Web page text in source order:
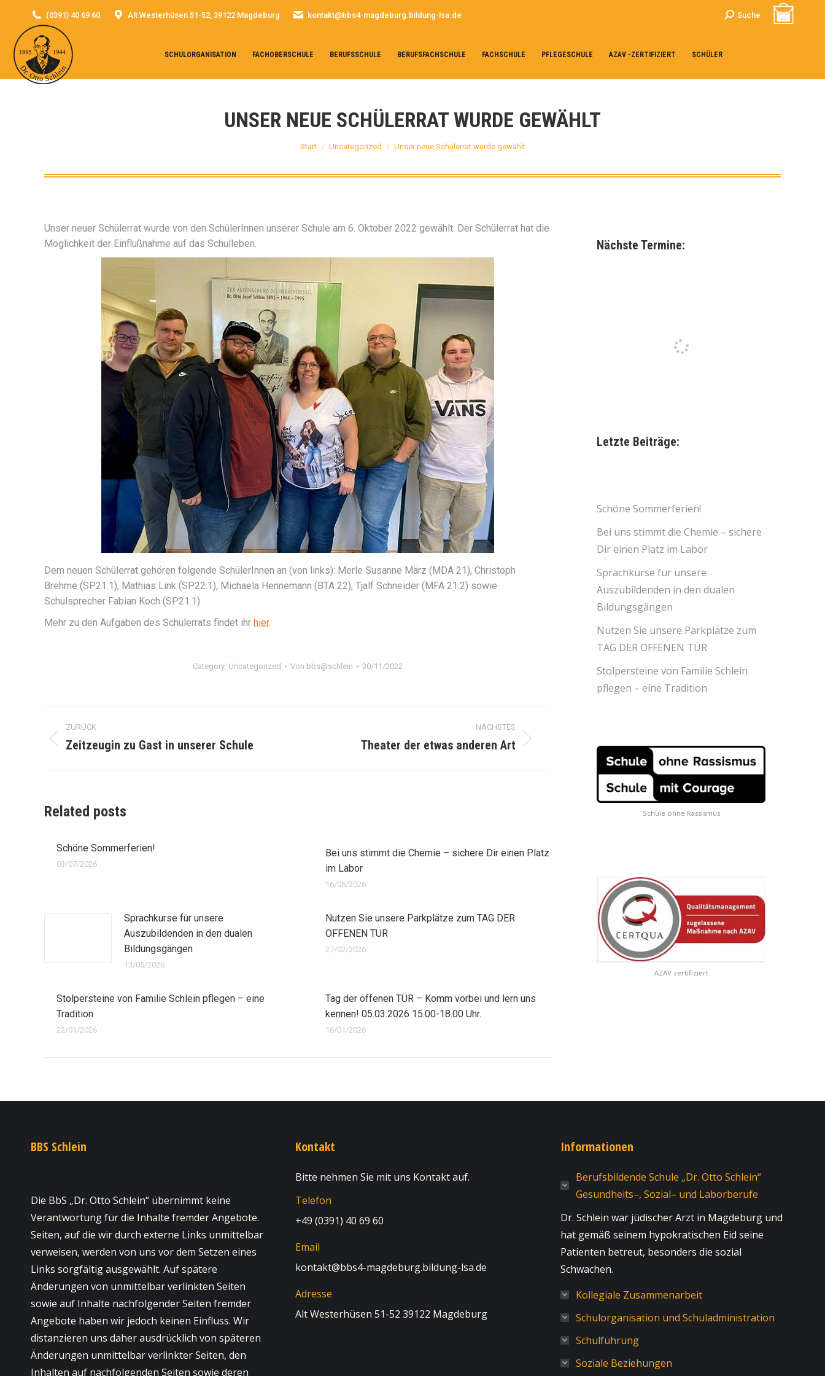
(0391) 40 69 60 Alt Westerhüsen 51-52, 39122 Magdeburg kontakt@bbs4-magdeburg.bildung-lsa.de Search:
Suche
SCHULORGANISATION FACHOBERSCHULE BERUFSSCHULE BERUFSFACHSCHULE FACHSCHULE PFLEGESCHULE AZAV -ZERTIFIZIERT SCHÜLER
UNSER NEUE SCHÜLERRAT WURDE GEWÄHLT
Sie befinden sich hier:
Start Uncategorized Unser neue Schülerrat wurde gewählt
Unser neuer Schülerrat wurde von den SchülerInnen unserer Schule am 6. Oktober 2022 gewählt. Der Schülerrat hat die
Möglichkeit der Einflußnahme auf das Schulleben.
Dem neuen Schülerrat gehören folgende SchülerInnen an (von links): Merle Susanne März (MDA 21), Christoph
Brehme (SP21.1), Mathias Link (SP22.1), Michaela Hennemann (BTA 22), Tjalf Schneider (MFA 21.2) sowie
Schulsprecher Fabian Koch (SP21.1)
Mehr zu den Aufgaben des Schülerrats findet ihr hier.
Category: Uncategorized Von bbs@schlein 30/11/2022
Kommentarnavigation
ZURÜCK
Vorheriger
Zeitzeugin zu Gast in unserer Schule
NÄCHSTES
Theater der etwas anderen Art
Related posts
Schöne Sommerferien!
03/07/2026
Bei uns stimmt die Chemie – sichere Dir einen Platz
im Labor
16/06/2026
Sprachkurse für unsere
Auszubildenden in den dualen
Bildungsgängen
13/05/2026
Nutzen Sie unsere Parkplätze zum TAG DER
OFFENEN TÜR
27/02/2026
Stolpersteine von Familie Schlein pflegen – eine
Tradition
22/01/2026
Tag der offenen TÜR – Komm vorbei und lern uns
kennen! 05.03.2026 15.00-18.00 Uhr.
16/01/2026
Nächste Termine:
Letzte Beiträge:
Schöne Sommerferien!
Bei uns stimmt die Chemie – sichere
Dir einen Platz im Labor
Sprachkurse für unsere
Auszubildenden in den dualen
Bildungsgängen
Nutzen Sie unsere Parkplätze zum
TAG DER OFFENEN TÜR
Stolpersteine von Familie Schlein
pflegen – eine Tradition
Schule ohne Rassismus
AZAV zertifiziert
BBS Schlein
Die BbS „Dr. Otto Schlein“ übernimmt keine
Verantwortung für die Inhalte fremder Angebote.
Seiten, auf die wir durch externe Links unmittelbar
verweisen, werden von uns vor dem Setzen eines
Links sorgfältig ausgewählt. Auf spätere
Änderungen von unmittelbar verlinkten Seiten
sowie auf Inhalte nachfolgender Seiten fremder
Angebote haben wir jedoch keinen Einfluss. Wir
distanzieren uns daher ausdrücklich von späteren
Änderungen unmittelbar verlinkter Seiten, den
Inhalten auf nachfolgenden Seiten sowie deren
Kontakt
Bitte nehmen Sie mit uns Kontakt auf.
Telefon
+49 (0391) 40 69 60
Email
kontakt@bbs4-magdeburg.bildung-lsa.de
Adresse
Alt Westerhüsen 51-52 39122 Magdeburg
Informationen
Berufsbildende Schule „Dr. Otto Schlein“
Gesundheits–, Sozial– und Laborberufe
Dr. Schlein war jüdischer Arzt in Magdeburg und
hat gemäß seinem hypokratischen Eid seine
Patienten betreut, besonders die sozial
Schwachen.
Kollegiale Zusammenarbeit
Schulorganisation und Schuladministration
Schulführung
Soziale Beziehungen